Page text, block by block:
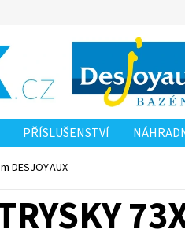
PŘÍSLUŠENSTVÍ
OSOBNÍCH ÚDAJŮ
DESJOYAUX